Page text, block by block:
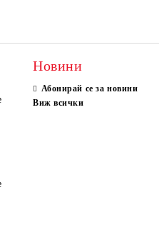
Новини
Абонирай се за новини
Виж всички